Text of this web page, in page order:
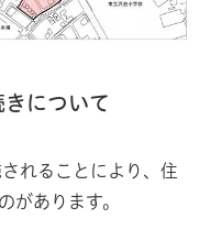
について
れることにより、住
があります。